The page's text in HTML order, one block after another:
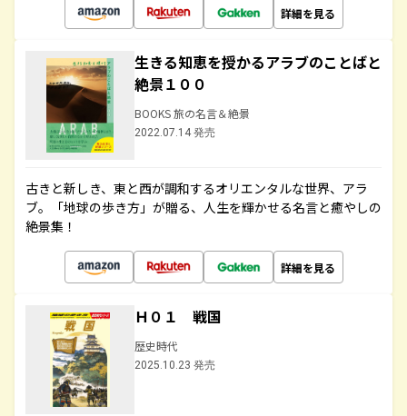
詳細を見る
生きる知恵を授かるアラブのことばと
絶景１００
BOOKS 旅の名言＆絶景
2022.07.14 発売
古きと新しき、東と西が調和するオリエンタルな世界、アラ
ブ。「地球の歩き方」が贈る、人生を輝かせる名言と癒やしの
絶景集！
詳細を見る
Ｈ０１ 戦国
歴史時代
2025.10.23 発売